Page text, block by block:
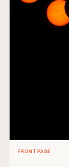
FRONTPAGE